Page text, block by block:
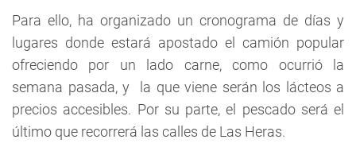
Para ello, ha organizado un cronograma de días y
lugares donde estará apostado el camión popular
ofreciendo por un lado carne, como ocurrió la
semana pasada, y la que viene serán los lácteos a
precios accesibles. Por su parte, el pescado será el
último que recorrerá las calles de Las Heras.